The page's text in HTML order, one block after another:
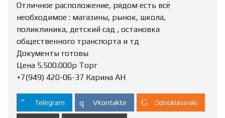
Отличное расположение, рядом есть всё
необходимое : магазины, рынок, школа,
поликлиника, детский сад , остановка
общественного транспорта и тд
Документы готовы
Цена 5.500.000р Торг
+7(949) 420-06-37 Карина АН
Telegram VKontakte Odnoklassniki